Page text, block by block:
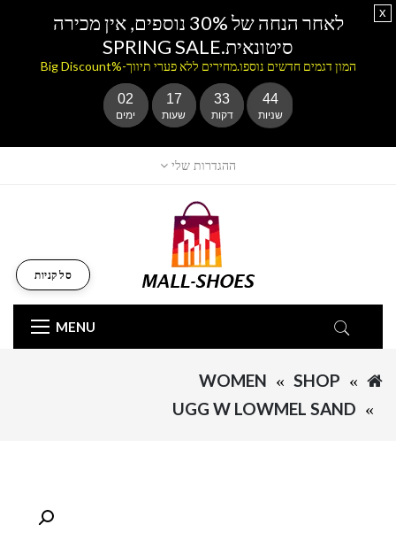
ההגדרות שלי
MENU
סל קניות
SHOP
WOMEN
UGG W LOWMEL SAND
לאחר הנחה של 30% נוספים, אין מכירה
סיטונאית.SPRING SALE
המון דגמים חדשים נוספו.מחירים ללא פערי תיווך-%Big Discount
02
ימים
17
שעות
33
דקות
44
שניות
x